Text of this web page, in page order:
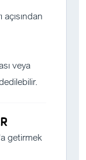
veya
getirmek